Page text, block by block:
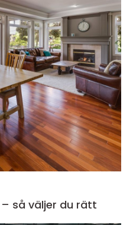
så väljer du rätt